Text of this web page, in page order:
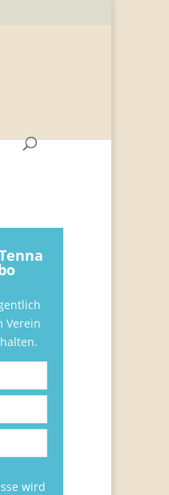
Verein
wird